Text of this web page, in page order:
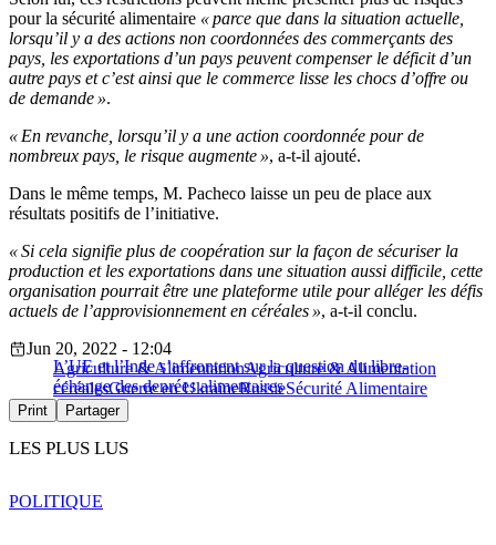
pour la sécurité alimentaire « parce que dans la situation actuelle,
lorsqu’il y a des actions non coordonnées des commerçants des
pays, les exportations d’un pays peuvent compenser le déficit d’un
autre pays et c’est ainsi que le commerce lisse les chocs d’offre ou
de demande ».
« En revanche, lorsqu’il y a une action coordonnée pour de
nombreux pays, le risque augmente », a-t-il ajouté.
Dans le même temps, M. Pacheco laisse un peu de place aux
résultats positifs de l’initiative.
« Si cela signifie plus de coopération sur la façon de sécuriser la
production et les exportations dans une situation aussi difficile, cette
organisation pourrait être une plateforme utile pour alléger les défis
actuels de l’approvisionnement en céréales », a-t-il conclu.
L’UE et l’Inde s’affrontent sur la question du libre-
échange des denrées alimentaires
Jun 20, 2022 - 12:04
Agriculture & AlimentationAgriculture & Alimentation
céréalesGuerre en UkraineRussieSécurité Alimentaire
Print Partager
LES PLUS LUS
POLITIQUE